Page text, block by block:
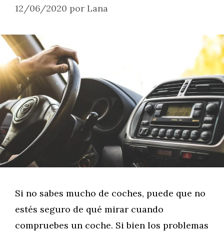
12/06/2020 por Lana
Si no sabes mucho de coches, puede que no
estés seguro de qué mirar cuando
compruebes un coche. Si bien los problemas